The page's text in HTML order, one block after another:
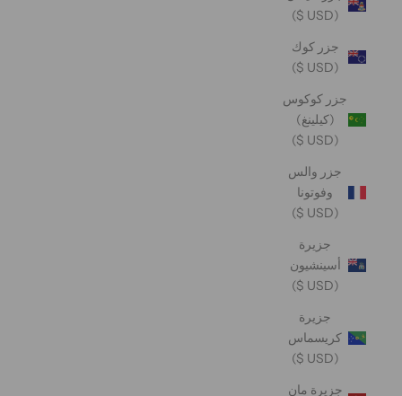
(USD $)
جزر كوك
(USD $)
جزر كوكوس
(كيلينغ)
(USD $)
جزر والس
وفوتونا
(USD $)
جزيرة
أسينشيون
(USD $)
جزيرة
كريسماس
(USD $)
جزيرة مان